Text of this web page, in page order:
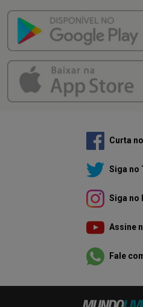
Curta
Siga no
Siga no
Assine
Fale